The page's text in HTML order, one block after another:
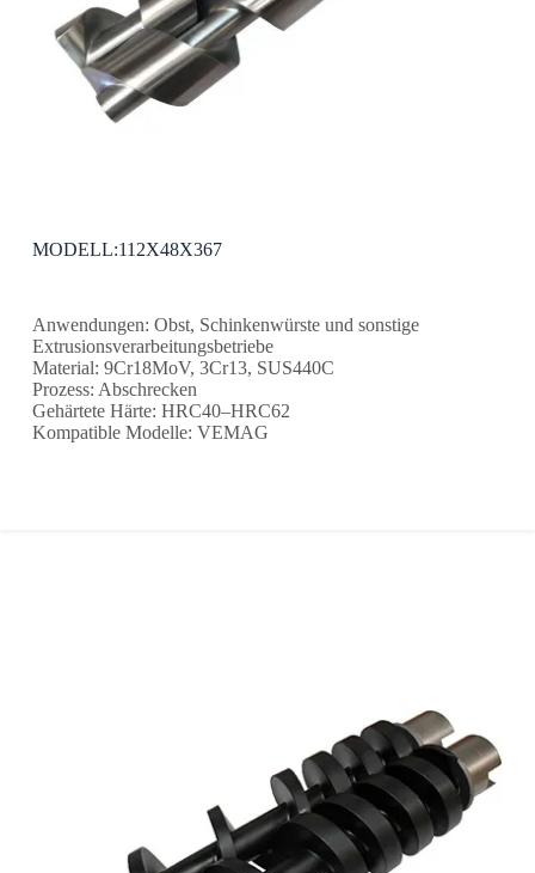
MODELL:112X48X367
Anwendungen: Obst, Schinkenwürste und sonstige
Extrusionsverarbeitungsbetriebe
Material: 9Cr18MoV, 3Cr13, SUS440C
Prozess: Abschrecken
Gehärtete Härte: HRC40–HRC62
Kompatible Modelle: VEMAG